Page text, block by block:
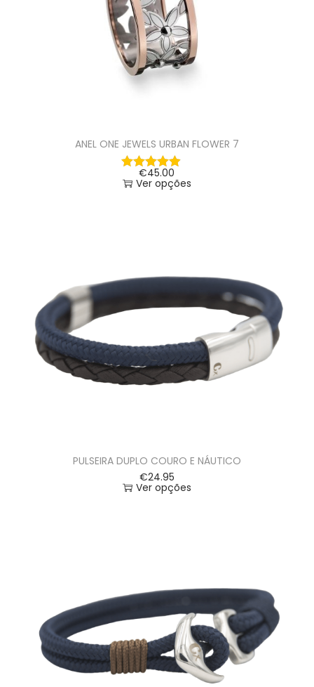
ANEL ONE JEWELS URBAN FLOWER 7
€45.00
Ver opções
PULSEIRA DUPLO COURO E NÁUTICO
€24.95
Ver opções